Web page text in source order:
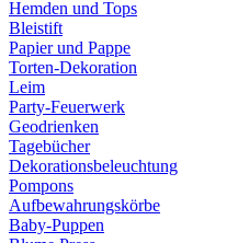
Hemden und Tops
Bleistift
Papier und Pappe
Torten-Dekoration
Leim
Party-Feuerwerk
Geodrienken
Tagebücher
Dekorationsbeleuchtung
Pompons
Aufbewahrungskörbe
Baby-Puppen